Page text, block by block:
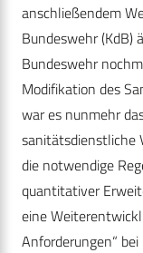
anschließendem
Bundeswehr (KdB)
Bundeswehr
Modifikation des
war es nunmehr
sanitätsdienstliche
die notwendige
quantitativer
eine
Anforderungen“